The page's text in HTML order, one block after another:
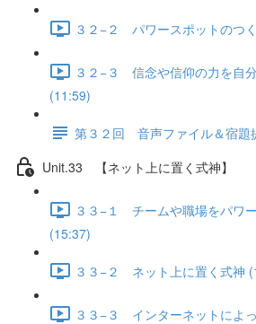
３２−２ パワースポットのつ
３２−３ 信念や信仰の力を自
(11:59)
第３２回 音声ファイル＆宿題
Unit.33 【ネット上に置く式神】
３３−１ チームや職場をパワ
(15:37)
３３−２ ネット上に置く式神
３３−３ インターネットによ